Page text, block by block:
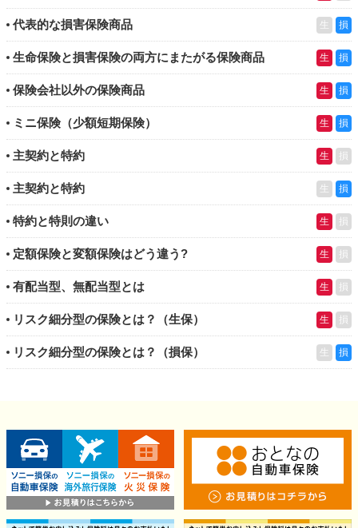
代表的な損害保険商品 生 損
生命保険と損害保険の両方にまたがる保険商品 生 損
保険会社以外の保険商品 生 損
ミニ保険（少額短期保険） 生 損
主契約と特約 生 損
主契約と特約 生 損
特約と特則の違い 生 損
定額保険と変額保険はどう違う? 生 損
有配当型、無配当型とは 生 損
リスク細分型の保険とは？（生保） 生 損
リスク細分型の保険とは？（損保） 生 損